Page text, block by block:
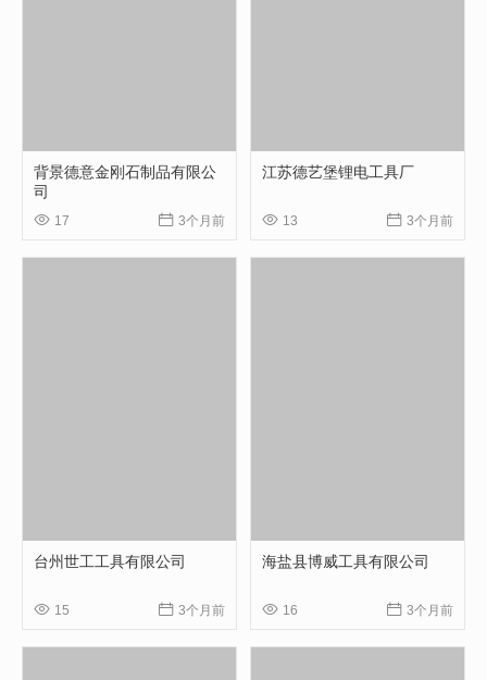
背景德意金刚石制品有限公
司
 17  3个月前
江苏德艺堡锂电工具厂
 13  3个月前
台州世工工具有限公司
 15  3个月前
海盐县博威工具有限公司
 16  3个月前